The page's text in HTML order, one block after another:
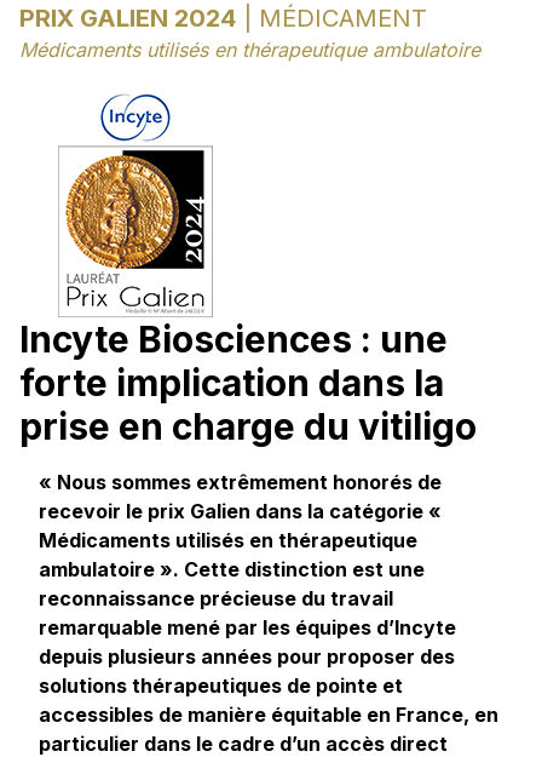
PRIX GALIEN 2024 | MÉDICAMENT
Médicaments utilisés en thérapeutique ambulatoire
Incyte Biosciences : une
forte implication dans la
prise en charge du vitiligo
« Nous sommes extrêmement honorés de
recevoir le prix Galien dans la catégorie «
Médicaments utilisés en thérapeutique
ambulatoire ». Cette distinction est une
reconnaissance précieuse du travail
remarquable mené par les équipes d’Incyte
depuis plusieurs années pour proposer des
solutions thérapeutiques de pointe et
accessibles de manière équitable en France, en
particulier dans le cadre d’un accès direct